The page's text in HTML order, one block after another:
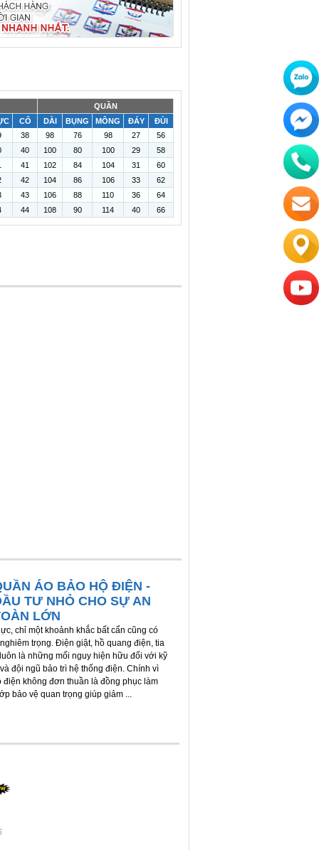
QUẦN
CỔ DÀI BỤNG MÔNG ĐÁY
ĐÙI
38 98 76 98 27
56
40 100 80 100 29
58
41 102 84 104 31
60
42 104 86 106 33
62
43 106 88 110 36
64
44 108 90 114 40 66
ÁO BẢO HỘ ĐIỆN -
TƯ NHỎ CHO SỰ AN
LỚN
chỉ một khoảnh khắc bất cẩn cũng có
trọng. Điện giật, hồ quang điện, tia
là những mối nguy hiện hữu đối với kỹ
đội ngũ bảo trì hệ thống điện. Chính vì
điện không đơn thuần là đồng phục làm
bảo vệ quan trọng giúp giảm ...